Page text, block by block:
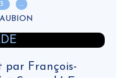
…
par François-